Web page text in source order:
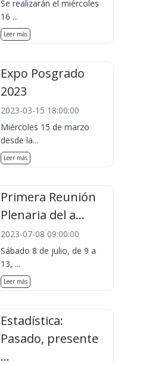
Se realizarán el miércoles
16 ...
Leer más
Expo Posgrado
2023
2023-03-15 18:00:00
Miércoles 15 de marzo
desde la...
Leer más
Primera Reunión
Plenaria del a...
2023-07-08 09:00:00
Sábado 8 de julio, de 9 a
13, ...
Leer más
Estadística:
Pasado, presente
...